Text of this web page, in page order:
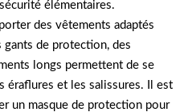
élémentaires.
des vêtements adaptés
gants de protection, des
longs permettent de se
éraflures et les salissures. Il est
un masque de protection pour